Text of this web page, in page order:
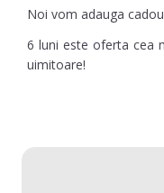
Noi vom adauga
6 luni este oferta cea
uimitoare!